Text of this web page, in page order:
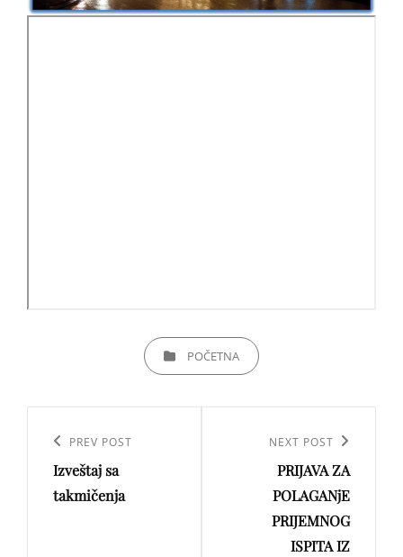
CATEGORIESPOČETNA
чланка
Previous
Post
PREV POST
Izveštaj sa
takmičenja
NEXT POST
PRIJAVA ZA
POLAGANjE
PRIJEMNOG
ISPITA IZ